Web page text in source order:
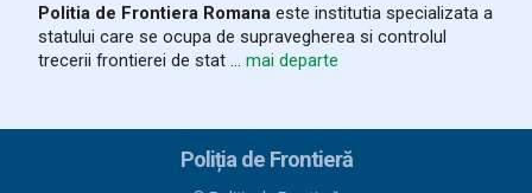
10 iulie 2026
Anunț recrutare Master Academie 2026
Erată - anunț recrutare pentru admiterea în cadrul
Academiei de Politie sesiunea 2026
Politia de Frontiera Romana este institutia specializata a
statului care se ocupa de supravegherea si controlul
trecerii frontierei de stat ... mai departe
Poliția de Frontieră